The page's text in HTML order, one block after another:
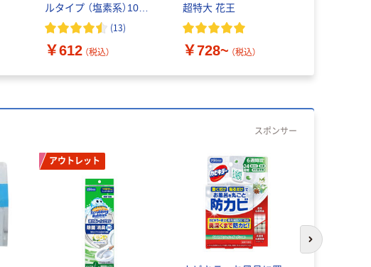
ルタイプ （塩素系）1000
ｍL 4978951 1セット
リジナル
(13)
￥612 （税込）
超特大 花王
￥728~ （税込）
スポンサー
アウトレット
次のスライド